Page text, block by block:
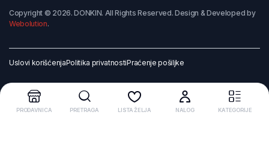
Copyright © 2026. DONKIN. All Rights Reserved. Design & Developed by
Webolution.
Uslovi korišćenjaPolitika privatnostiPraćenje pošiljke
PRODAVNICA PRETRAGA LISTA ŽELJA NALOG KATEGORIJE